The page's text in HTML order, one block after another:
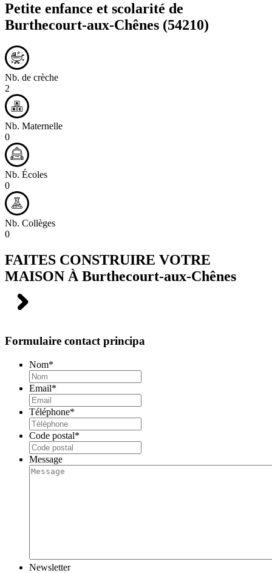
Petite enfance et scolarité de
Burthecourt-aux-Chênes (54210)
Nb. de crèche
2
Nb. Maternelle
0
Nb. Écoles
0
Nb. Collèges
0
FAITES CONSTRUIRE VOTRE
MAISON À Burthecourt-aux-Chênes
Formulaire contact principa
Nom*
Email*
Téléphone*
Code postal*
Message
Newsletter